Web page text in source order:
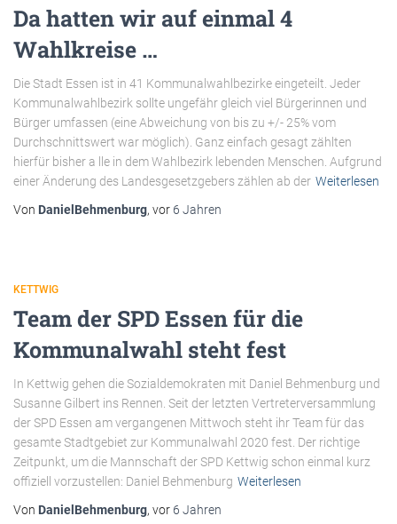
Da hatten wir auf einmal 4
Wahlkreise …
Die Stadt Essen ist in 41 Kommunalwahlbezirke eingeteilt. Jeder
Kommunalwahlbezirk sollte ungefähr gleich viel Bürgerinnen und
Bürger umfassen (eine Abweichung von bis zu +/- 25% vom
Durchschnittswert war möglich). Ganz einfach gesagt zählten
hierfür bisher a lle in dem Wahlbezirk lebenden Menschen. Aufgrund
einer Änderung des Landesgesetzgebers zählen ab der Weiterlesen
Von DanielBehmenburg, vor 6 Jahren
KETTWIG
Team der SPD Essen für die
Kommunalwahl steht fest
In Kettwig gehen die Sozialdemokraten mit Daniel Behmenburg und
Susanne Gilbert ins Rennen. Seit der letzten Vertreterversammlung
der SPD Essen am vergangenen Mittwoch steht ihr Team für das
gesamte Stadtgebiet zur Kommunalwahl 2020 fest. Der richtige
Zeitpunkt, um die Mannschaft der SPD Kettwig schon einmal kurz
offiziell vorzustellen: Daniel Behmenburg Weiterlesen
Von DanielBehmenburg, vor 6 Jahren